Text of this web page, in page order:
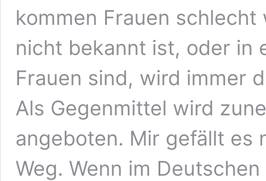
kommen Frauen
nicht bekannt ist, oder in
Frauen sind, wird immer
Als Gegenmittel wird
angeboten. Mir gefällt es
Weg. Wenn im